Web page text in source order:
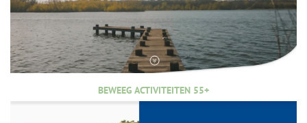
BEWEEG ACTIVITEITEN 55+